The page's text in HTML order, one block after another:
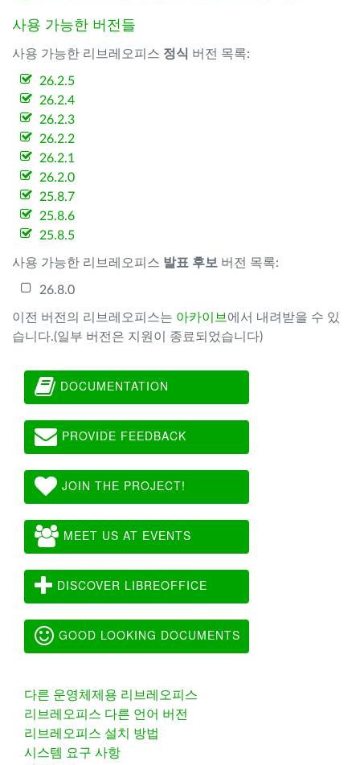
사용 가능한 버전들
사용 가능한 리브레오피스 정식 버전 목록:
26.2.5
26.2.4
26.2.3
26.2.2
26.2.1
26.2.0
25.8.7
25.8.6
25.8.5
사용 가능한 리브레오피스 발표 후보 버전 목록:
26.8.0
이전 버전의 리브레오피스는 아카이브 에서 내려받을 수 있
습니다.(일부 버전은 지원이 종료되었습니다)
DOCUMENTATION
PROVIDE FEEDBACK
JOIN THE PROJECT!
MEET US AT EVENTS
DISCOVER LIBREOFFICE
GOOD LOOKING DOCUMENTS
다른 운영체제용 리브레오피스
리브레오피스 다른 언어 버전
리브레오피스 설치 방법
시스템 요구 사항